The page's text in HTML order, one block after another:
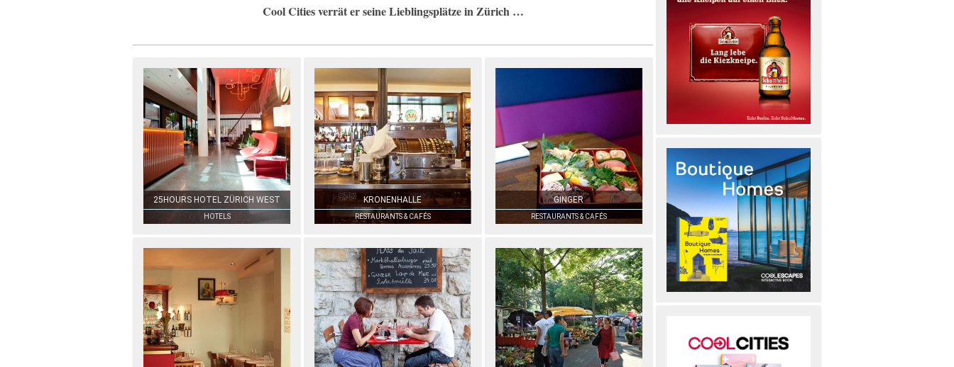
Cool Cities verrät er seine Lieblingsplätze in Zürich …
25HOURS HOTEL ZÜRICH WEST
HOTELS
KRONENHALLE
RESTAURANTS & CAFÉS
GINGER
RESTAURANTS & CAFÉS